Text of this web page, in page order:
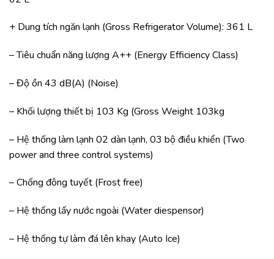
+ Dung tích ngăn lạnh (Gross Refrigerator Volume): 361 L
– Tiêu chuẩn năng lượng A++ (Energy Efficiency Class)
– Độ ồn 43 dB(A) (Noise)
– Khối lượng thiết bị 103 Kg (Gross Weight 103kg
– Hệ thống làm lạnh 02 dàn lạnh, 03 bộ điều khiển (Two
power and three control systems)
– Chống đông tuyết (Frost free)
– Hệ thống lấy nước ngoài (Water diespensor)
– Hệ thống tự làm đá lên khay (Auto Ice)